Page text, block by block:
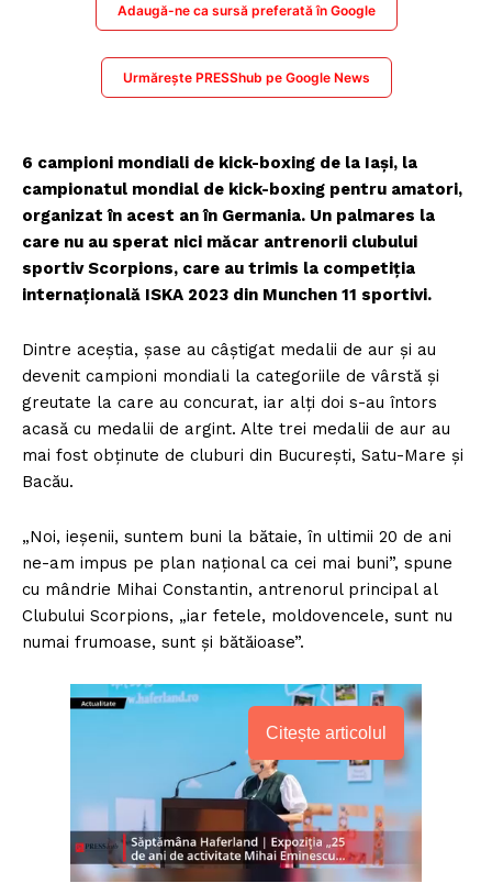
Adaugă-ne ca sursă preferată în Google
Urmărește PRESShub pe Google News
6 campioni mondiali de kick-boxing de la Iași, la
campionatul mondial de kick-boxing pentru amatori,
organizat în acest an în Germania. Un palmares la
care nu au sperat nici măcar antrenorii clubului
sportiv Scorpions, care au trimis la competiţia
internaţională ISKA 2023 din Munchen 11 sportivi.
Dintre aceştia, şase au câştigat medalii de aur şi au
devenit campioni mondiali la categoriile de vârstă şi
greutate la care au concurat, iar alţi doi s-au întors
acasă cu medalii de argint. Alte trei medalii de aur au
mai fost obţinute de cluburi din Bucureşti, Satu-Mare şi
Bacău.
„Noi, ieşenii, suntem buni la bătaie, în ultimii 20 de ani
ne-am impus pe plan naţional ca cei mai buni”, spune
cu mândrie Mihai Constantin, antrenorul principal al
Clubului Scorpions, „iar fetele, moldovencele, sunt nu
numai frumoase, sunt şi bătăioase”.
Citește articolul